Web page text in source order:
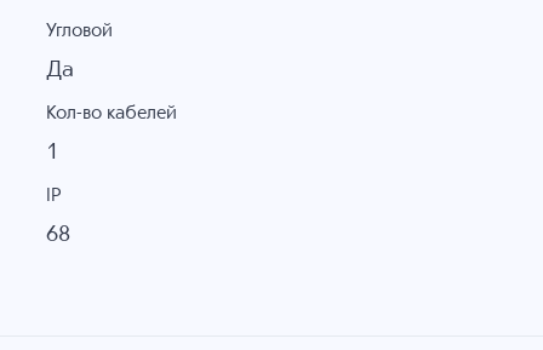
Угловой
Да
Кол-во кабелей
1
IP
68